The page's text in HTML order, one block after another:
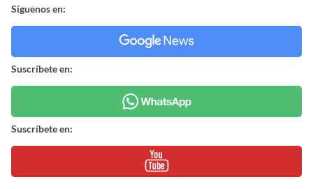
Síguenos en:
Suscríbete en:
Suscríbete en: